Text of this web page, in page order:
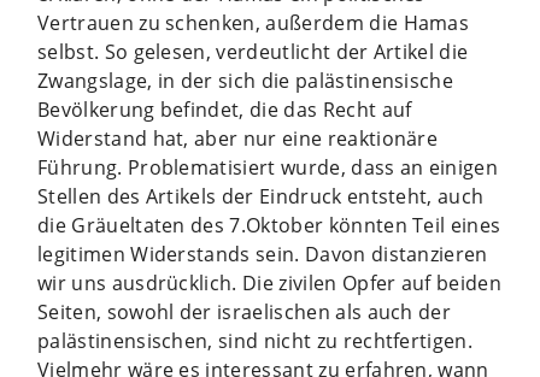
Vertrauen zu schenken, außerdem die Hamas
selbst. So gelesen, verdeutlicht der Artikel die
Zwangslage, in der sich die palästinensische
Bevölkerung befindet, die das Recht auf
Widerstand hat, aber nur eine reaktionäre
Führung. Problematisiert wurde, dass an einigen
Stellen des Artikels der Eindruck entsteht, auch
die Gräueltaten des 7.Oktober könnten Teil eines
legitimen Widerstands sein. Davon distanzieren
wir uns ausdrücklich. Die zivilen Opfer auf beiden
Seiten, sowohl der israelischen als auch der
palästinensischen, sind nicht zu rechtfertigen.
Vielmehr wäre es interessant zu erfahren, wann